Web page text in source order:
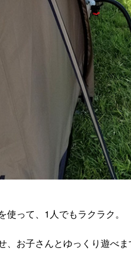
使って、1人でもラクラク。
、お子さんとゆっくり遊べ